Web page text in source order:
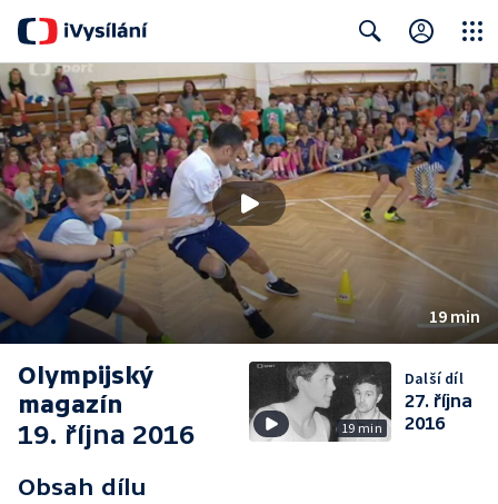
Search Close
19 min
Olympijský
magazín
19. října 2016
Obsah dílu
19 min
Další díl
27. října
2016